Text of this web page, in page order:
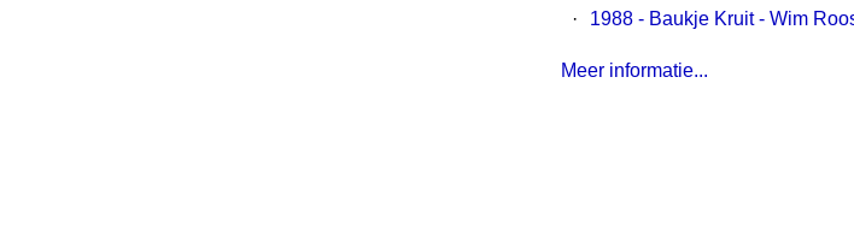
·
1988 - Baukje Kruit - Wim
Meer informatie...